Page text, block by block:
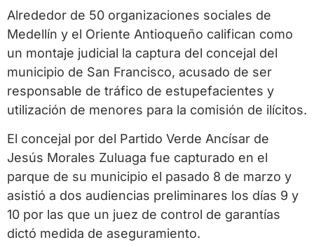
Alrededor de 50 organizaciones sociales de
Medellín y el Oriente Antioqueño califican como
un montaje judicial la captura del concejal del
municipio de San Francisco, acusado de ser
responsable de tráfico de estupefacientes y
utilización de menores para la comisión de ilícitos.
El concejal por del Partido Verde Ancísar de
Jesús Morales Zuluaga fue capturado en el
parque de su municipio el pasado 8 de marzo y
asistió a dos audiencias preliminares los días 9 y
10 por las que un juez de control de garantías
dictó medida de aseguramiento.